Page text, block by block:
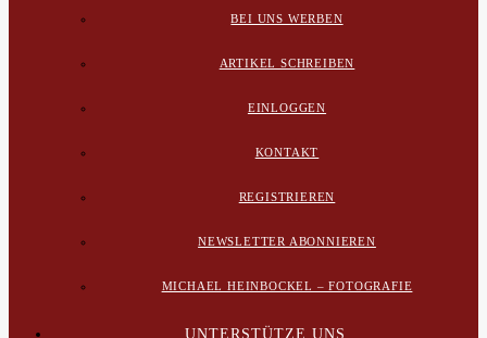
BEI UNS WERBEN
ARTIKEL SCHREIBEN
EINLOGGEN
KONTAKT
REGISTRIEREN
NEWSLETTER ABONNIEREN
MICHAEL HEINBOCKEL – FOTOGRAFIE
UNTERSTÜTZE UNS